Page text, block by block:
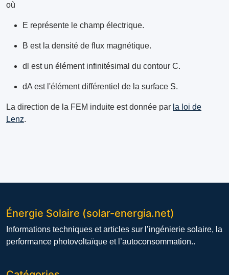
où
E représente le champ électrique.
B est la densité de flux magnétique.
dl est un élément infinitésimal du contour C.
dA est l'élément différentiel de la surface S.
La direction de la FEM induite est donnée par la loi de
Lenz.
Énergie Solaire (solar-energia.net)
Informations techniques et articles sur l’ingénierie solaire, la
performance photovoltaïque et l’autoconsommation..